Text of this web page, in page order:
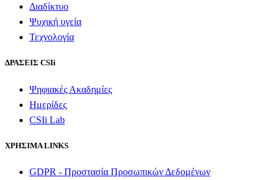
Διαδίκτυο
Ψυχική υγεία
Τεχνολογία
ΔΡΑΣΕΙΣ CSIi
Ψηφιακές Ακαδημίες
Ημερίδες
CSIi Lab
ΧΡΗΣΙΜΑ LINKS
GDPR - Προστασία Προσωπικών Δεδομένων